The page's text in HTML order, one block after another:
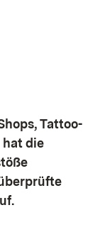
Tattoo-
hat die